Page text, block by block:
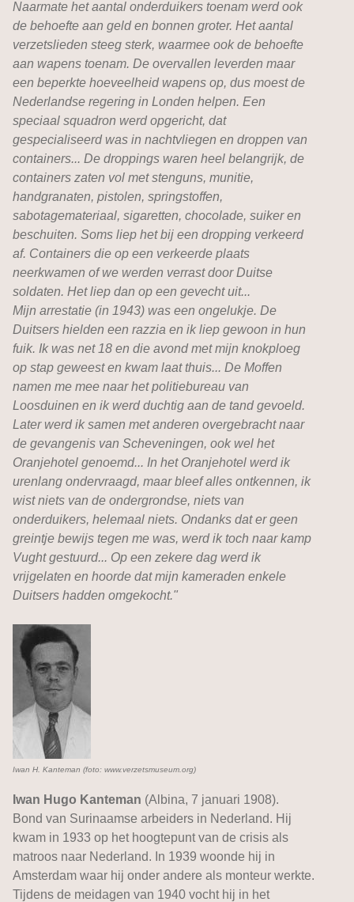
Naarmate het aantal onderduikers toenam werd ook
de behoefte aan geld en bonnen groter. Het aantal
verzetslieden steeg sterk, waarmee ook de behoefte
aan wapens toenam. De overvallen leverden maar
een beperkte hoeveelheid wapens op, dus moest de
Nederlandse regering in Londen helpen. Een
speciaal squadron werd opgericht, dat
gespecialiseerd was in nachtvliegen en droppen van
containers... De droppings waren heel belangrijk, de
containers zaten vol met stenguns, munitie,
handgranaten, pistolen, springstoffen,
sabotagemateriaal, sigaretten, chocolade, suiker en
beschuiten. Soms liep het bij een dropping verkeerd
af. Containers die op een verkeerde plaats
neerkwamen of we werden verrast door Duitse
soldaten. Het liep dan op een gevecht uit...
Mijn arrestatie (in 1943) was een ongelukje. De
Duitsers hielden een razzia en ik liep gewoon in hun
fuik. Ik was net 18 en die avond met mijn knokploeg
op stap geweest en kwam laat thuis... De Moffen
namen me mee naar het politiebureau van
Loosduinen en ik werd duchtig aan de tand gevoeld.
Later werd ik samen met anderen overgebracht naar
de gevangenis van Scheveningen, ook wel het
Oranjehotel genoemd... In het Oranjehotel werd ik
urenlang ondervraagd, maar bleef alles ontkennen, ik
wist niets van de ondergrondse, niets van
onderduikers, helemaal niets. Ondanks dat er geen
greintje bewijs tegen me was, werd ik toch naar kamp
Vught gestuurd... Op een zekere dag werd ik
vrijgelaten en hoorde dat mijn kameraden enkele
Duitsers hadden omgekocht."
Iwan H. Kanteman (foto: www.verzetsmuseum.org)
Iwan Hugo Kanteman (Albina, 7 januari 1908).
Bond van Surinaamse arbeiders in Nederland. Hij
kwam in 1933 op het hoogtepunt van de crisis als
matroos naar Nederland. In 1939 woonde hij in
Amsterdam waar hij onder andere als monteur werkte.
Tijdens de meidagen van 1940 vocht hij in het